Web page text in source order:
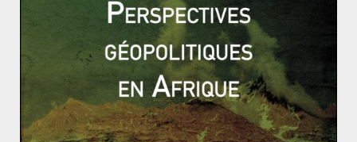
Jean Marcou, directeur des relations internationales de
Sciences-Po Grenoble. La révision de la constitution
cible aussi des parlementaires de l’opposition qui
gênent l’exercice du pouvoir.
On peut donc craindre une dérive autoritaire d’un état qui
n’a de droit que le nom, dont les relations avec l’islamisme